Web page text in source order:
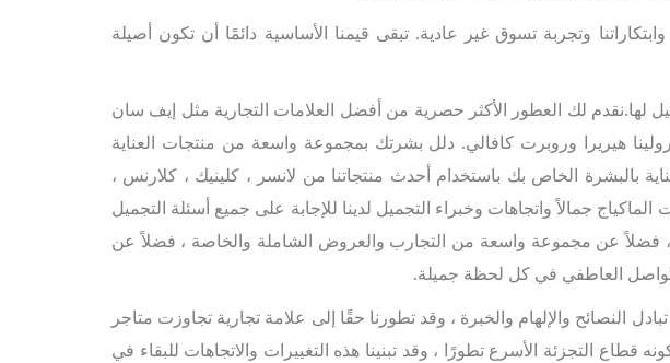
وتجربة تسوق غير عادية. تبقى قيمنا الأساسية دائمًا أن تكون أصيلة
لها.نقدم لك العطور الأكثر حصرية من أفضل العلامات التجارية مثل إيف سان
هيريرا وروبرت كافالي. دلل بشرتك بمجموعة واسعة من منتجات العناية
بالبشرة الخاص بك باستخدام أحدث منتجاتنا من لانسر ، كلينيك ، كلارنس ،
جمالاً واتجاهات وخبراء التجميل لدينا للإجابة على جميع أسئلة التجميل
، فضلاً عن مجموعة واسعة من التجارب والعروض الشاملة والخاصة ، فضلاً عن
العاطفي في كل لحظة جميلة.
والإلهام والخبرة ، وقد تطورنا حقًا إلى علامة تجارية تجاوزت متاجر
قطاع التجزئة الأسرع تطورًا ، وقد تبنينا هذه التغييرات والاتجاهات للبقاء في